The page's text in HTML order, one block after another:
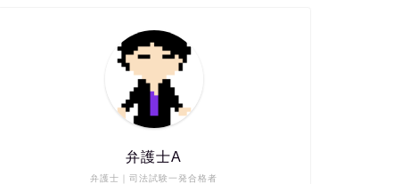
弁護士｜司法試験一発合格者
弁護士A